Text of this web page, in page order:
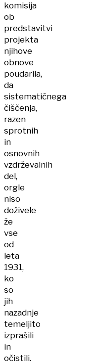
komisija
ob
predstavitvi
projekta
njihove
obnove
poudarila,
da
sistematičnega
čiščenja,
razen
sprotnih
in
osnovnih
vzdrževalnih
del,
orgle
niso
doživele
že
vse
od
leta
1931,
ko
so
jih
nazadnje
temeljito
izprašili
in
očistili.